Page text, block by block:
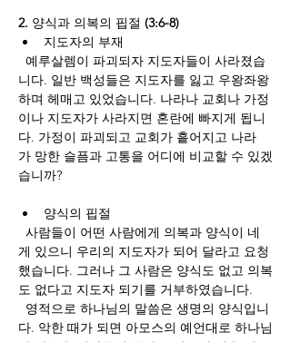
2. 양식과 의복의 핍절 (3:6-8)
지도자의 부재
예루살렘이 파괴되자 지도자들이 사라졌습
니다. 일반 백성들은 지도자를 잃고 우왕좌왕
하며 헤매고 있었습니다. 나라나 교회나 가정
이나 지도자가 사라지면 혼란에 빠지게 됩니
다. 가정이 파괴되고 교회가 흩어지고 나라
가 망한 슬픔과 고통을 어디에 비교할 수 있겠
습니까?
양식의 핍절
사람들이 어떤 사람에게 의복과 양식이 네
게 있으니 우리의 지도자가 되어 달라고 요청
했습니다. 그러나 그 사람은 양식도 없고 의복
도 없다고 지도자 되기를 거부하였습니다.
영적으로 하나님의 말씀은 생명의 양식입니
다. 악한 때가 되면 아모스의 예언대로 하나님